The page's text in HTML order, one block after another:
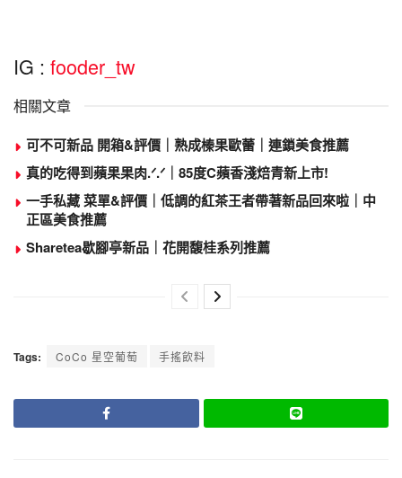
IG : fooder_tw
相關文章
可不可新品 開箱&評價｜熟成榛果歐蕾｜連鎖美食推薦
真的吃得到蘋果果肉.ᐟ.ᐟ｜85度C蘋香淺焙青新上市!
一手私藏 菜單&評價｜低調的紅茶王者帶著新品回來啦｜中
正區美食推薦
Sharetea歇腳亭新品｜花開馥桂系列推薦
Tags: CoCo 星空葡萄 手搖飲料